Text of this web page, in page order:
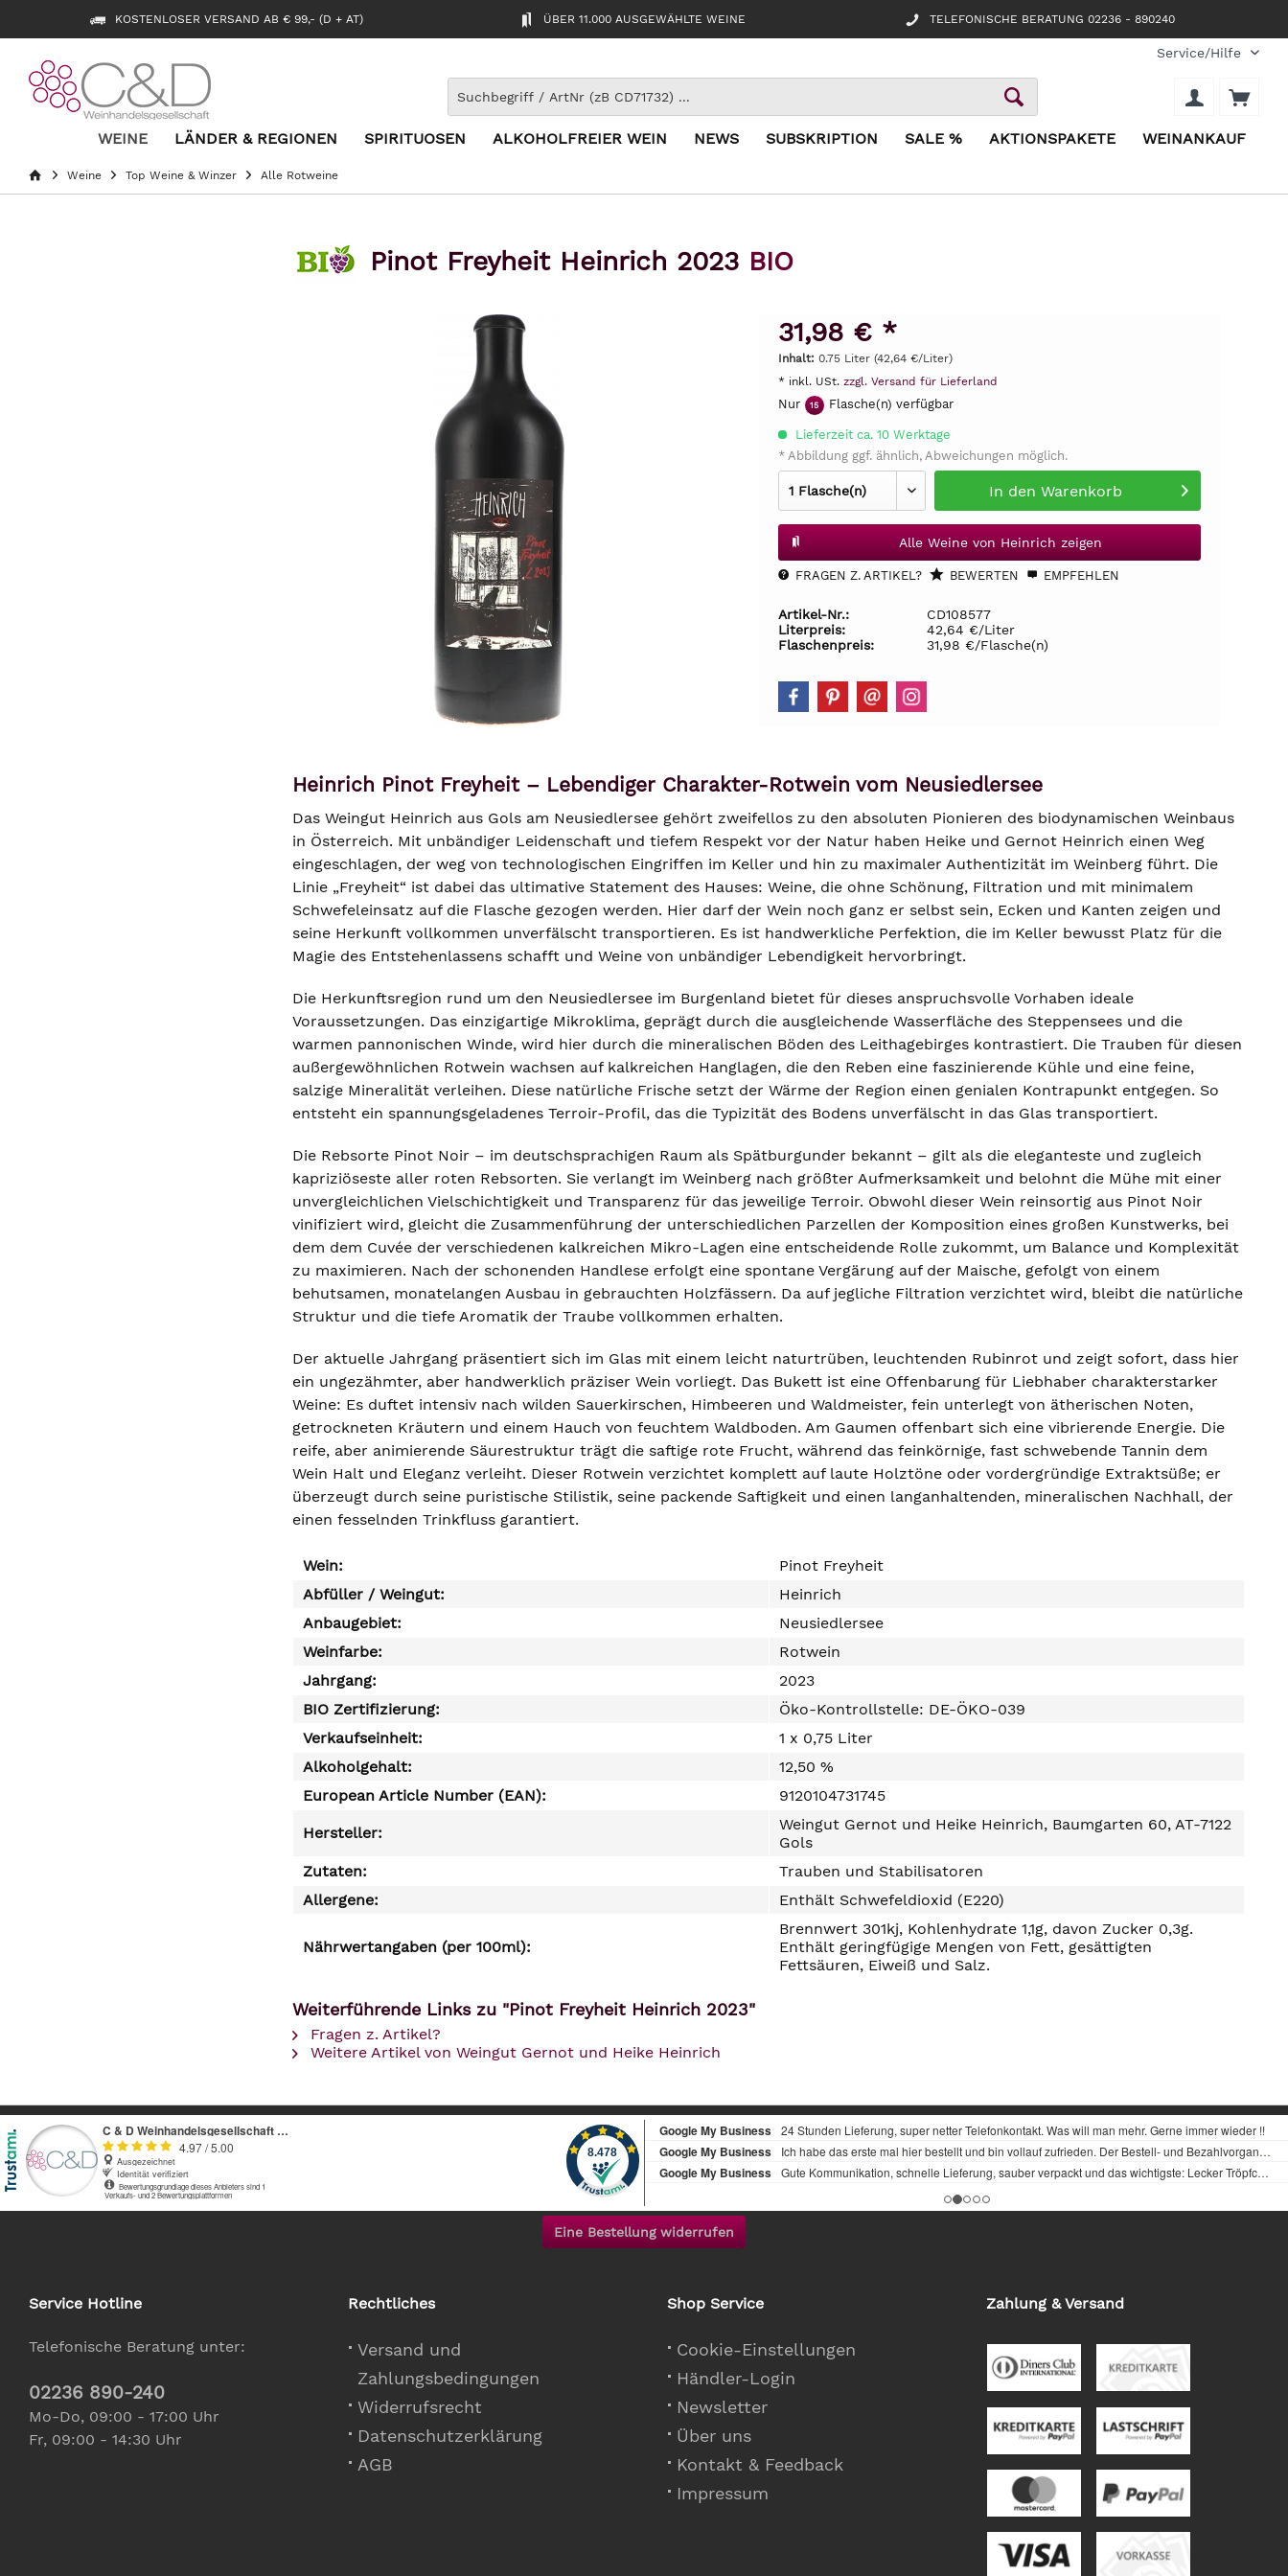
KOSTENLOSER VERSAND AB € 99,- (D + AT) ÜBER 11.000 AUSGEWÄHLTE WEINE TELEFONISCHE BERATUNG 02236 - 890240
Service/Hilfe
WEINE LÄNDER & REGIONEN SPIRITUOSEN ALKOHOLFREIER WEIN NEWS SUBSKRIPTION SALE % AKTIONSPAKETE WEINANKAUF
Weine Top Weine & Winzer Alle Rotweine
Pinot Freyheit Heinrich 2023 BIO
31,98 € *
Inhalt: 0.75 Liter (42,64 €/Liter)
* inkl. USt. zzgl. Versand für Lieferland
Nur 15 Flasche(n) verfügbar
Lieferzeit ca. 10 Werktage
* Abbildung ggf. ähnlich, Abweichungen möglich.
In den Warenkorb
Alle Weine von Heinrich zeigen
FRAGEN Z. ARTIKEL? BEWERTEN EMPFEHLEN
Artikel-Nr.:
CD108577
Literpreis:
42,64 €/Liter
Flaschenpreis:
31,98 €/Flasche(n)
Heinrich Pinot Freyheit – Lebendiger Charakter-Rotwein vom Neusiedlersee
Das Weingut Heinrich aus Gols am Neusiedlersee gehört zweifellos zu den absoluten Pionieren des biodynamischen Weinbaus
in Österreich. Mit unbändiger Leidenschaft und tiefem Respekt vor der Natur haben Heike und Gernot Heinrich einen Weg
eingeschlagen, der weg von technologischen Eingriffen im Keller und hin zu maximaler Authentizität im Weinberg führt. Die
Linie „Freyheit“ ist dabei das ultimative Statement des Hauses: Weine, die ohne Schönung, Filtration und mit minimalem
Schwefeleinsatz auf die Flasche gezogen werden. Hier darf der Wein noch ganz er selbst sein, Ecken und Kanten zeigen und
seine Herkunft vollkommen unverfälscht transportieren. Es ist handwerkliche Perfektion, die im Keller bewusst Platz für die
Magie des Entstehenlassens schafft und Weine von unbändiger Lebendigkeit hervorbringt.
Die Herkunftsregion rund um den Neusiedlersee im Burgenland bietet für dieses anspruchsvolle Vorhaben ideale
Voraussetzungen. Das einzigartige Mikroklima, geprägt durch die ausgleichende Wasserfläche des Steppensees und die
warmen pannonischen Winde, wird hier durch die mineralischen Böden des Leithagebirges kontrastiert. Die Trauben für diesen
außergewöhnlichen Rotwein wachsen auf kalkreichen Hanglagen, die den Reben eine faszinierende Kühle und eine feine,
salzige Mineralität verleihen. Diese natürliche Frische setzt der Wärme der Region einen genialen Kontrapunkt entgegen. So
entsteht ein spannungsgeladenes Terroir-Profil, das die Typizität des Bodens unverfälscht in das Glas transportiert.
Die Rebsorte Pinot Noir – im deutschsprachigen Raum als Spätburgunder bekannt – gilt als die eleganteste und zugleich
kapriziöseste aller roten Rebsorten. Sie verlangt im Weinberg nach größter Aufmerksamkeit und belohnt die Mühe mit einer
unvergleichlichen Vielschichtigkeit und Transparenz für das jeweilige Terroir. Obwohl dieser Wein reinsortig aus Pinot Noir
vinifiziert wird, gleicht die Zusammenführung der unterschiedlichen Parzellen der Komposition eines großen Kunstwerks, bei
dem dem Cuvée der verschiedenen kalkreichen Mikro-Lagen eine entscheidende Rolle zukommt, um Balance und Komplexität
zu maximieren. Nach der schonenden Handlese erfolgt eine spontane Vergärung auf der Maische, gefolgt von einem
behutsamen, monatelangen Ausbau in gebrauchten Holzfässern. Da auf jegliche Filtration verzichtet wird, bleibt die natürliche
Struktur und die tiefe Aromatik der Traube vollkommen erhalten.
Der aktuelle Jahrgang präsentiert sich im Glas mit einem leicht naturtrüben, leuchtenden Rubinrot und zeigt sofort, dass hier
ein ungezähmter, aber handwerklich präziser Wein vorliegt. Das Bukett ist eine Offenbarung für Liebhaber charakterstarker
Weine: Es duftet intensiv nach wilden Sauerkirschen, Himbeeren und Waldmeister, fein unterlegt von ätherischen Noten,
getrockneten Kräutern und einem Hauch von feuchtem Waldboden. Am Gaumen offenbart sich eine vibrierende Energie. Die
reife, aber animierende Säurestruktur trägt die saftige rote Frucht, während das feinkörnige, fast schwebende Tannin dem
Wein Halt und Eleganz verleiht. Dieser Rotwein verzichtet komplett auf laute Holztöne oder vordergründige Extraktsüße; er
überzeugt durch seine puristische Stilistik, seine packende Saftigkeit und einen langanhaltenden, mineralischen Nachhall, der
einen fesselnden Trinkfluss garantiert.
Wein:
Pinot Freyheit
Abfüller / Weingut:
Heinrich
Anbaugebiet:
Neusiedlersee
Weinfarbe:
Rotwein
Jahrgang:
2023
BIO Zertifizierung:
Öko-Kontrollstelle: DE-ÖKO-039
Verkaufseinheit:
1 x 0,75 Liter
Alkoholgehalt:
12,50 %
European Article Number (EAN):
9120104731745
Hersteller:
Weingut Gernot und Heike Heinrich, Baumgarten 60, AT-7122
Gols
Zutaten:
Trauben und Stabilisatoren
Allergene:
Enthält Schwefeldioxid (E220)
Nährwertangaben (per 100ml):
Brennwert 301kj, Kohlenhydrate 1,1g, davon Zucker 0,3g.
Enthält geringfügige Mengen von Fett, gesättigten
Fettsäuren, Eiweiß und Salz.
Weiterführende Links zu "Pinot Freyheit Heinrich 2023"
Fragen z. Artikel?
Weitere Artikel von Weingut Gernot und Heike Heinrich
Eine Bestellung widerrufen
Service Hotline
Telefonische Beratung unter:
02236 890-240
Mo-Do, 09:00 - 17:00 Uhr
Fr, 09:00 - 14:30 Uhr
Rechtliches
Versand und
Zahlungsbedingungen
Widerrufsrecht
Datenschutzerklärung
AGB
Shop Service
Cookie-Einstellungen
Händler-Login
Newsletter
Über uns
Kontakt & Feedback
Impressum
Zahlung & Versand